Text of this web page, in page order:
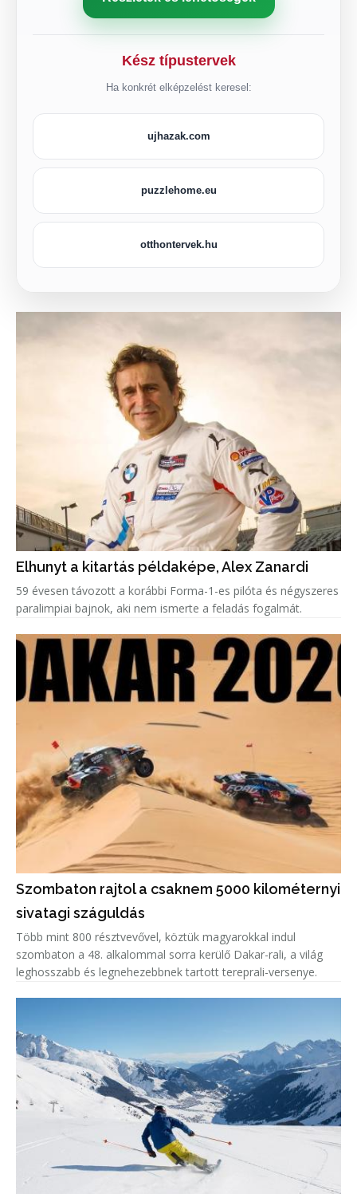
Kész típustervek
Ha konkrét elképzelést keresel:
ujhazak.com
puzzlehome.eu
otthontervek.hu
Elhunyt a kitartás példaképe, Alex Zanardi
59 évesen távozott a korábbi Forma-1-es pilóta és négyszeres
paralimpiai bajnok, aki nem ismerte a feladás fogalmát.
Szombaton rajtol a csaknem 5000 kilométernyi
sivatagi száguldás
Több mint 800 résztvevővel, köztük magyarokkal indul
szombaton a 48. alkalommal sorra kerülő Dakar-rali, a világ
leghosszabb és legnehezebbnek tartott tereprali-versenye.